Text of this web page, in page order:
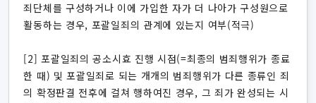
죄단체를 구성하거나 이에 가입한 자가 더 나아가 구성원으로
활동하는 경우, 포괄일죄의 관계에 있는지 여부(적극)
[2] 포괄일죄의 공소시효 진행 시점(=최종의 범죄행위가 종료
한 때) 및 포괄일죄로 되는 개개의 범죄행위가 다른 종류인 죄
의 확정판결 전후에 걸쳐 행하여진 경우, 그 죄가 완성되는 시